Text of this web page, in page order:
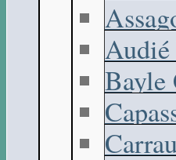
Audié
Bayle